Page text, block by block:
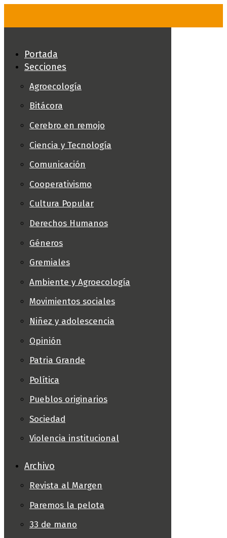
Portada
Secciones
Agroecología
Bitácora
Cerebro en remojo
Ciencia y Tecnología
Comunicación
Cooperativismo
Cultura Popular
Derechos Humanos
Géneros
Gremiales
Ambiente y Agroecología
Movimientos sociales
Niñez y adolescencia
Opinión
Patria Grande
Política
Pueblos originarios
Sociedad
Violencia institucional
Archivo
Revista al Margen
Paremos la pelota
33 de mano